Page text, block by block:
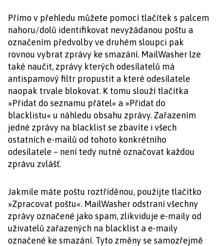
Přímo v přehledu můžete pomocí tlačítek s palcem
nahoru/dolů identifikovat nevyžádanou poštu a
označením předvolby ve druhém sloupci pak
rovnou vybrat zprávy ke smazání. MailWasher lze
také naučit, zprávy kterých odesílatelů má
antispamový filtr propustit a které odesílatele
naopak trvale blokovat. K tomu slouží tlačítka
»Přidat do seznamu přátel« a »Přidat do
blacklistu« u náhledu obsahu zprávy. Zařazením
jedné zprávy na blacklist se zbavíte i všech
ostatních e-mailů od tohoto konkrétního
odesílatele – není tedy nutné označovat každou
zprávu zvlášť.
Jakmile máte poštu roztříděnou, použijte tlačítko
»Zpracovat poštu«. MailWasher odstraní všechny
zprávy označené jako spam, zlikviduje e-maily od
uživatelů zařazených na blacklist a e-maily
označené ke smazání. Tyto změny se samozřejmě